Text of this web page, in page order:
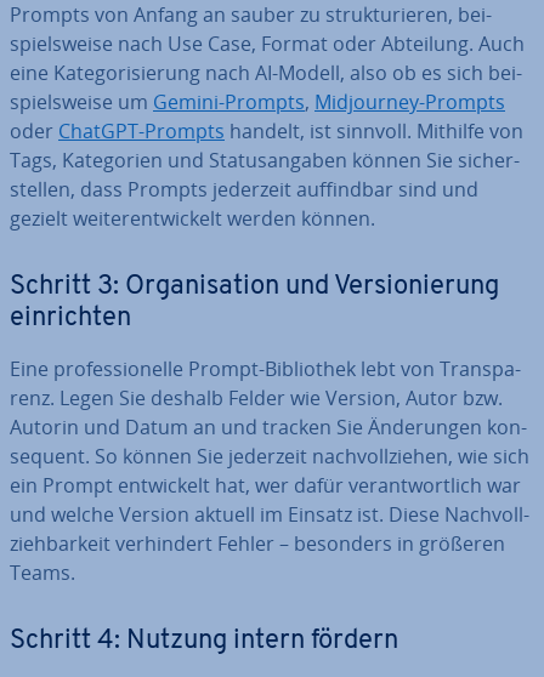
Prompts von Anfang an sauber zu struk­tu­rie­ren, bei­
spiels­wei­se nach Use Case, Format oder Abteilung. Auch
eine Ka­te­go­ri­sie­rung nach AI-Modell, also ob es sich bei­
spiels­wei­se um Gemini-Prompts, Mid­jour­ney-Prompts
oder ChatGPT-Prompts handelt, ist sinnvoll. Mithilfe von
Tags, Ka­te­go­rien und Sta­tus­an­ga­ben können Sie si­cher­
stel­len, dass Prompts jederzeit auf­find­bar sind und
gezielt wei­ter­ent­wi­ckelt werden können.
Schritt 3: Or­ga­ni­sa­ti­on und Ver­sio­nie­rung
ein­rich­ten
Eine pro­fes­sio­nel­le Prompt-Bi­blio­thek lebt von Trans­pa­
renz. Legen Sie deshalb Felder wie Version, Autor bzw.
Autorin und Datum an und tracken Sie Än­de­run­gen kon­
se­quent. So können Sie jederzeit nach­voll­zie­hen, wie sich
ein Prompt ent­wi­ckelt hat, wer dafür ver­ant­wort­lich war
und welche Version aktuell im Einsatz ist. Diese Nach­voll­
zieh­bar­keit ver­hin­dert Fehler – besonders in größeren
Teams.
Schritt 4: Nutzung intern fördern